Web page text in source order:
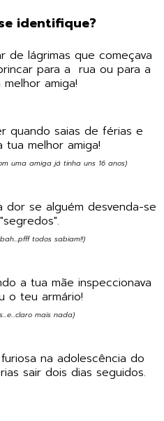
identifique?
de lágrimas que começava
para a rua ou para a
amiga!
quando saias de férias e
melhor amiga!
uma amiga já tinha uns 16 anos)
se alguém desvenda-se
todos sabiam!!)
a tua mãe inspeccionava
o teu armário!
mais nada)
na adolescência do
sair dois dias seguidos.